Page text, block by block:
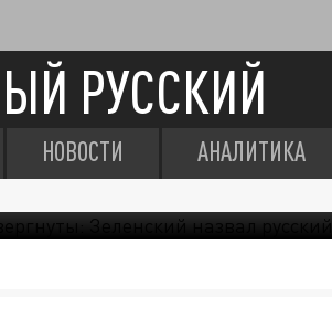
РУССКИЙ
НОВОСТИ АНАЛИТИКА